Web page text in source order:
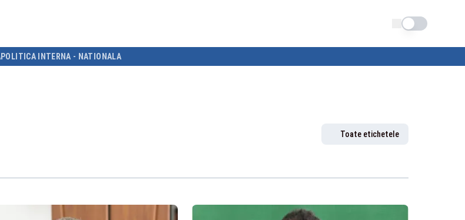
Schimba tema
POLITICA INTERNA - NATIONALA
Toate etichetele